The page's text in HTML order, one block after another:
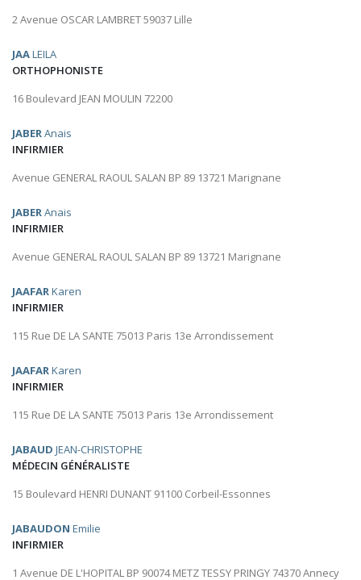
2 Avenue OSCAR LAMBRET 59037 Lille
JAALEILA
ORTHOPHONISTE
16 Boulevard JEAN MOULIN 72200
JABERAnais
INFIRMIER
Avenue GENERAL RAOUL SALAN BP 89 13721 Marignane
JABERAnais
INFIRMIER
Avenue GENERAL RAOUL SALAN BP 89 13721 Marignane
JAAFARKaren
INFIRMIER
115 Rue DE LA SANTE 75013 Paris 13e Arrondissement
JAAFARKaren
INFIRMIER
115 Rue DE LA SANTE 75013 Paris 13e Arrondissement
JABAUD JEAN-CHRISTOPHE
MÉDECIN GÉNÉRALISTE
15 Boulevard HENRI DUNANT 91100 Corbeil-Essonnes
JABAUDON Emilie
INFIRMIER
1 Avenue DE L'HOPITAL BP 90074 METZ TESSY PRINGY 74370 Annecy